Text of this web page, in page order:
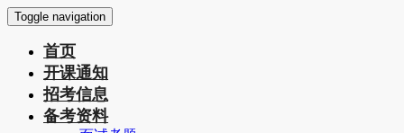
Toggle navigation
首页
开课通知
招考信息
备考资料